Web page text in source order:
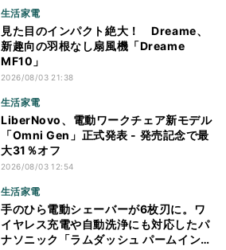
生活家電
見た目のインパクト絶大！ Dreame、
新趣向の羽根なし扇風機「Dreame
MF10」
2026/08/03 21:38
生活家電
LiberNovo、電動ワークチェア新モデル
「Omni Gen」正式発表 - 発売記念で最
大31％オフ
2026/08/03 12:54
生活家電
手のひら電動シェーバーが6枚刃に。ワ
イヤレス充電や自動洗浄にも対応したパ
ナソニック「ラムダッシュ パームイン